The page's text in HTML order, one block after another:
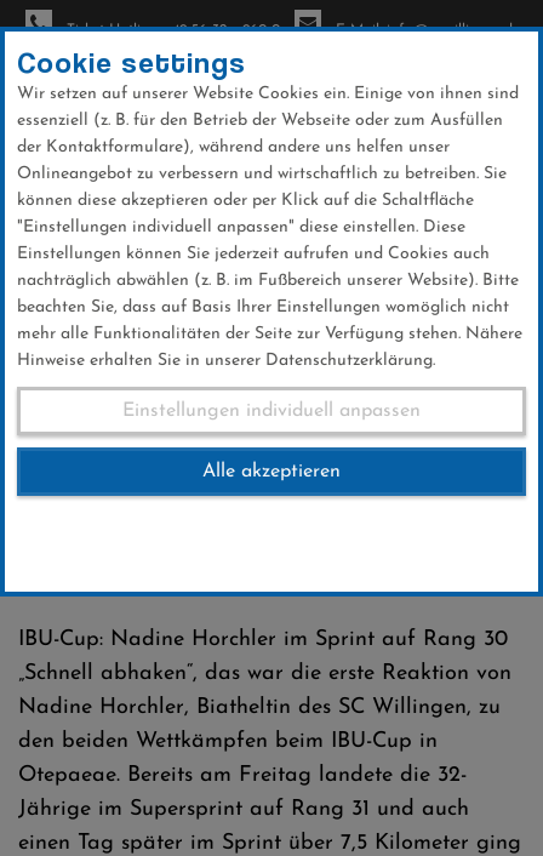
Direkt
zum
Inhalt
Ticket-Hotline: +49 56 32 - 960-0 E-Mail: info@sc-willingen.de
News
Club-News 02.03.2019
02 .März 2019
IBU-Cup: Nadine Horchler im Sprint auf Rang 30
„Schnell abhaken“, das war die erste Reaktion von
Nadine Horchler, Biatheltin des SC Willingen, zu
den beiden Wettkämpfen beim IBU-Cup in
Otepaeae. Bereits am Freitag landete die 32-
Jährige im Supersprint auf Rang 31 und auch
einen Tag später im Sprint über 7,5 Kilometer ging
Cookie settings
Wir setzen auf unserer Website Cookies ein. Einige von ihnen sind
essenziell (z. B. für den Betrieb der Webseite oder zum Ausfüllen
der Kontaktformulare), während andere uns helfen unser
Onlineangebot zu verbessern und wirtschaftlich zu betreiben. Sie
können diese akzeptieren oder per Klick auf die Schaltfläche
"Einstellungen individuell anpassen" diese einstellen. Diese
Einstellungen können Sie jederzeit aufrufen und Cookies auch
nachträglich abwählen (z. B. im Fußbereich unserer Website). Bitte
beachten Sie, dass auf Basis Ihrer Einstellungen womöglich nicht
mehr alle Funktionalitäten der Seite zur Verfügung stehen. Nähere
Hinweise erhalten Sie in unserer Datenschutzerklärung.
Einstellungen individuell anpassen
Alle akzeptieren